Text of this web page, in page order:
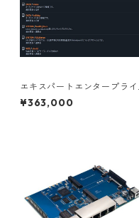
エキスパートエンタープライ
ズサブスクリプションライセ
ンス 1年 法人（過去3年平均年
¥363,000